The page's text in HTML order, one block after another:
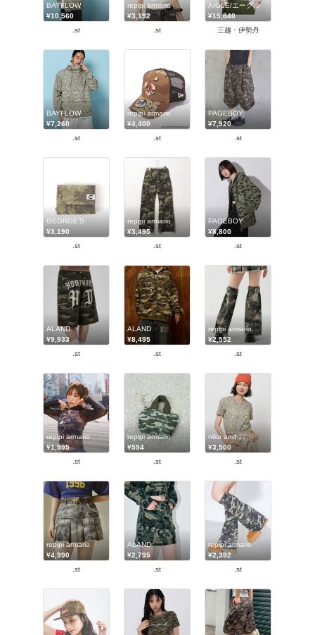
BAYFLOW
¥10,560
.st
repipi armario
¥3,192
.st
AIGLE/エーグル
¥15,840
三越・伊勢丹
BAYFLOW
¥7,260
.st
repipi armario
¥4,400
.st
PAGEBOY
¥7,920
.st
GEORGE'S
¥3,190
.st
repipi armario
¥3,495
.st
PAGEBOY
¥8,800
.st
ALAND
¥9,933
.st
ALAND
¥8,495
.st
repipi armario
¥2,552
.st
repipi armario
¥1,995
.st
repipi armario
¥594
.st
niko and ...
¥3,500
.st
repipi armario
¥4,990
.st
ALAND
¥2,795
.st
repipi armario
¥2,392
.st